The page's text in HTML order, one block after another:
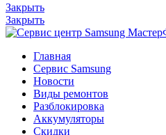
Закрыть
Закрыть
Главная
Сервис Samsung
Новости
Виды ремонтов
Разблокировка
Аккумуляторы
Скидки